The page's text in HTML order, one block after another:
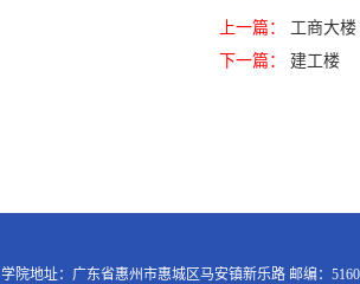
上一篇：
工商大楼
下一篇：
建工楼
学院地址：广东省惠州市惠城区马安镇新乐路 邮编：